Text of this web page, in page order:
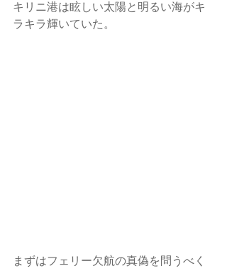
キリニ港は眩しい太陽と明るい海がキ
ラキラ輝いていた。
まずはフェリー欠航の真偽を問うべく